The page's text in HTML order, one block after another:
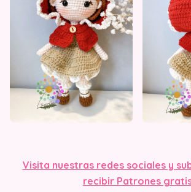
Visita nuestras redes sociales y
recibir Patrones